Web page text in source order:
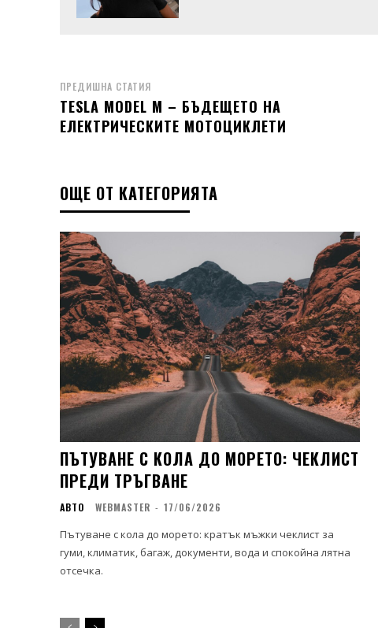
ПРЕДИШНА СТАТИЯ
TESLA MODEL M – БЪДЕЩЕТО НА
ЕЛЕКТРИЧЕСКИТЕ МОТОЦИКЛЕТИ
ОЩЕ ОТ КАТЕГОРИЯТА
ПЪТУВАНЕ С КОЛА ДО МОРЕТО: ЧЕКЛИСТ
ПРЕДИ ТРЪГВАНЕ
АВТО WEBMASTER - 17/06/2026
Пътуване с кола до морето: кратък мъжки чеклист за
гуми, климатик, багаж, документи, вода и спокойна лятна
отсечка.